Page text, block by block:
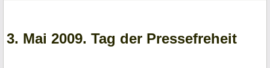
3. Mai 2009. Tag der Pressefreheit